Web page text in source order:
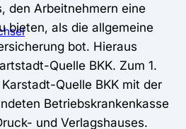
den Arbeitnehmern eine
bieten, als die allgemeine
bot. Hieraus
Quelle BKK. Zum 1.
Quelle BKK mit der
Betriebskrankenkasse
und Verlagshauses.